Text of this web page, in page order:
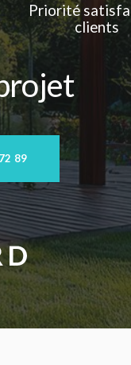
Priorité
clients
89